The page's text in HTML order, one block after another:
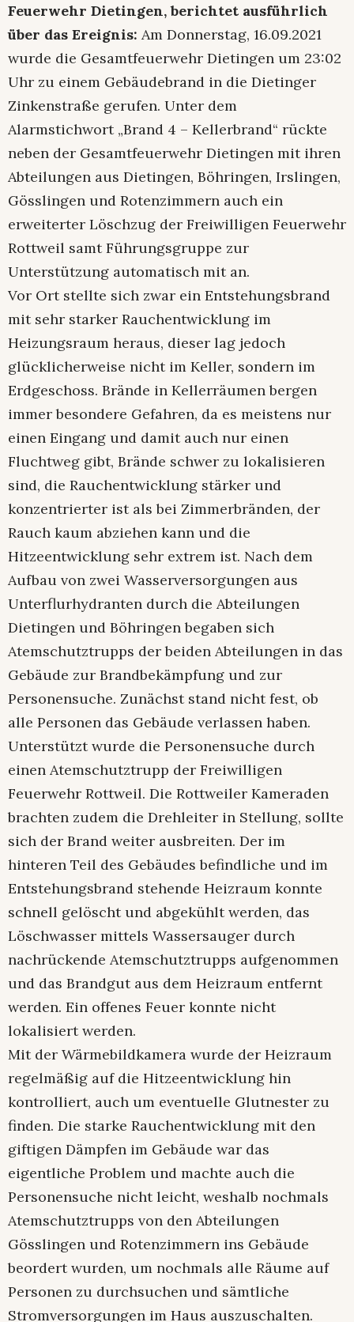
Feuerwehr Dietingen, berichtet ausführlich
über das Ereignis: Am Donnerstag, 16.09.2021
wurde die Gesamtfeuerwehr Dietingen um 23:02
Uhr zu einem Gebäudebrand in die Dietinger
Zinkenstraße gerufen. Unter dem
Alarmstichwort „Brand 4 – Kellerbrand“ rückte
neben der Gesamtfeuerwehr Dietingen mit ihren
Abteilungen aus Dietingen, Böhringen, Irslingen,
Gösslingen und Rotenzimmern auch ein
erweiterter Löschzug der Freiwilligen Feuerwehr
Rottweil samt Führungsgruppe zur
Unterstützung automatisch mit an.
Vor Ort stellte sich zwar ein Entstehungsbrand
mit sehr starker Rauchentwicklung im
Heizungsraum heraus, dieser lag jedoch
glücklicherweise nicht im Keller, sondern im
Erdgeschoss. Brände in Kellerräumen bergen
immer besondere Gefahren, da es meistens nur
einen Eingang und damit auch nur einen
Fluchtweg gibt, Brände schwer zu lokalisieren
sind, die Rauchentwicklung stärker und
konzentrierter ist als bei Zimmerbränden, der
Rauch kaum abziehen kann und die
Hitzeentwicklung sehr extrem ist. Nach dem
Aufbau von zwei Wasserversorgungen aus
Unterflurhydranten durch die Abteilungen
Dietingen und Böhringen begaben sich
Atemschutztrupps der beiden Abteilungen in das
Gebäude zur Brandbekämpfung und zur
Personensuche. Zunächst stand nicht fest, ob
alle Personen das Gebäude verlassen haben.
Unterstützt wurde die Personensuche durch
einen Atemschutztrupp der Freiwilligen
Feuerwehr Rottweil. Die Rottweiler Kameraden
brachten zudem die Drehleiter in Stellung, sollte
sich der Brand weiter ausbreiten. Der im
hinteren Teil des Gebäudes befindliche und im
Entstehungsbrand stehende Heizraum konnte
schnell gelöscht und abgekühlt werden, das
Löschwasser mittels Wassersauger durch
nachrückende Atemschutztrupps aufgenommen
und das Brandgut aus dem Heizraum entfernt
werden. Ein offenes Feuer konnte nicht
lokalisiert werden.
Mit der Wärmebildkamera wurde der Heizraum
regelmäßig auf die Hitzeentwicklung hin
kontrolliert, auch um eventuelle Glutnester zu
finden. Die starke Rauchentwicklung mit den
giftigen Dämpfen im Gebäude war das
eigentliche Problem und machte auch die
Personensuche nicht leicht, weshalb nochmals
Atemschutztrupps von den Abteilungen
Gösslingen und Rotenzimmern ins Gebäude
beordert wurden, um nochmals alle Räume auf
Personen zu durchsuchen und sämtliche
Stromversorgungen im Haus auszuschalten.